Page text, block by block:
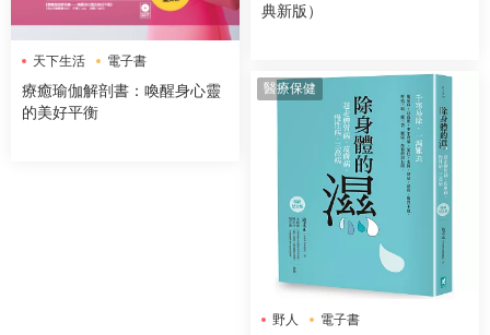
天下生活 電子書
療癒瑜伽解剖書：喚醒身心靈
的美好平衡
典新版）
醫療保健
野人 電子書